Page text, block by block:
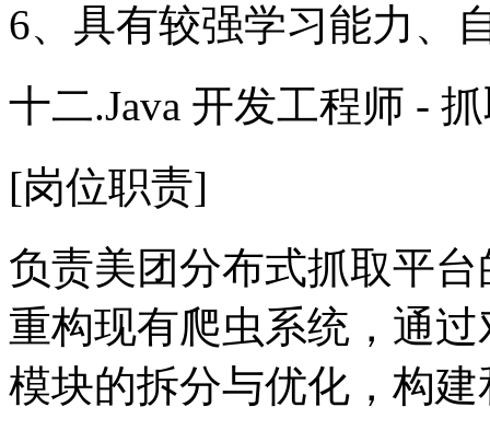
6、具有较强学习能力、
十二.Java 开发工程师 -
[岗位职责]
负责美团分布式抓取平
重构现有爬虫系统，通
模块的拆分与优化，构